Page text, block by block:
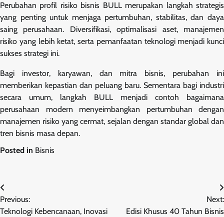
Perubahan profil risiko bisnis BULL merupakan langkah strategis
yang penting untuk menjaga pertumbuhan, stabilitas, dan daya
saing perusahaan. Diversifikasi, optimalisasi aset, manajemen
risiko yang lebih ketat, serta pemanfaatan teknologi menjadi kunci
sukses strategi ini.
Bagi investor, karyawan, dan mitra bisnis, perubahan ini
memberikan kepastian dan peluang baru. Sementara bagi industri
secara umum, langkah BULL menjadi contoh bagaimana
perusahaan modern menyeimbangkan pertumbuhan dengan
manajemen risiko yang cermat, sejalan dengan standar global dan
tren bisnis masa depan.
Posted in Bisnis
Navigasi
pos
Previous:
Teknologi Kebencanaan, Inovasi
Next:
Edisi Khusus 40 Tahun Bisnis